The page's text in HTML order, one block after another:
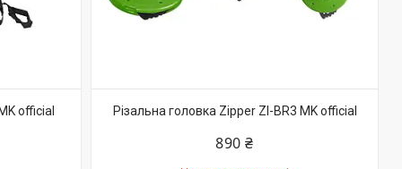
official Різальна головка Zipper ZI-BR3 MK official
890 ₴